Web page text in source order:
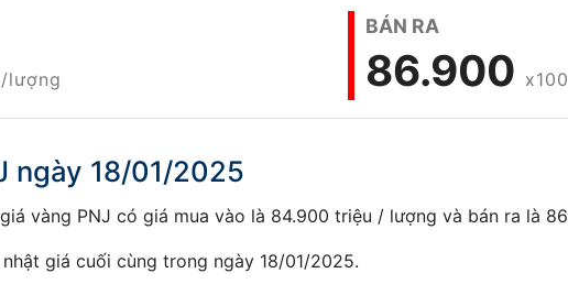
lượng
BÁN RA
86.900
ngày 18/01/2025
vàng PNJ có giá mua vào là 84.900 triệu / lượng và bán ra là
giá cuối cùng trong ngày 18/01/2025.